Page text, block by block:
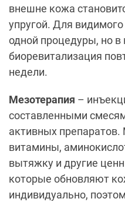
внешне кожа
упругой. Для
одной процедуры, но в
биоревитализация
недели.
Мезотерапия –
составленными
активных
витамины,
вытяжку и другие
которые обновляют
индивидуально,